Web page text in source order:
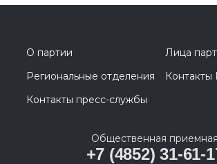
О партии
Лица
Региональные отделения
Контакты пресс-службы
Общественная приемная
+7 (4852) 31-61-